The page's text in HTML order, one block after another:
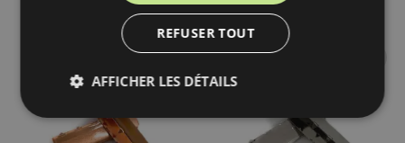
REFUSER TOUT
AFFICHER LES DÉTAILS